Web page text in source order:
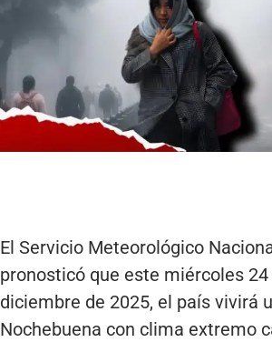
El Servicio Meteorológico
pronosticó que este miércoles 24
diciembre de 2025, el país vivirá
Nochebuena con clima extremo